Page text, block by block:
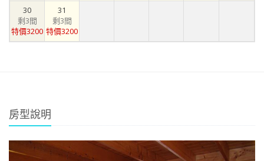
30
剩3間
特價3200
31
剩3間
特價3200
房型說明